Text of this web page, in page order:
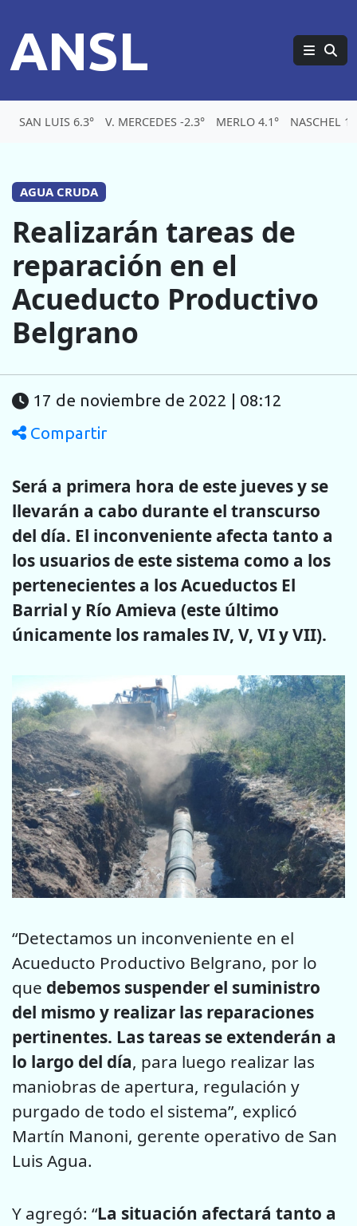
ANSL
SAN LUIS 6.3° V. MERCEDES -2.3° MERLO 4.1° NASCHEL
AGUA CRUDA
Realizarán tareas de
reparación en el
Acueducto Productivo
Belgrano
17 de noviembre de 2022 | 08:12
Compartir
Será a primera hora de este jueves y se
llevarán a cabo durante el transcurso
del día. El inconveniente afecta tanto a
los usuarios de este sistema como a los
pertenecientes a los Acueductos El
Barrial y Río Amieva (este último
únicamente los ramales IV, V, VI y VII).
“Detectamos un inconveniente en el
Acueducto Productivo Belgrano, por lo
que debemos suspender el suministro
del mismo y realizar las reparaciones
pertinentes. Las tareas se extenderán a
lo largo del día, para luego realizar las
maniobras de apertura, regulación y
purgado de todo el sistema”, explicó
Martín Manoni, gerente operativo de San
Luis Agua.
Y agregó: “La situación afectará tanto a